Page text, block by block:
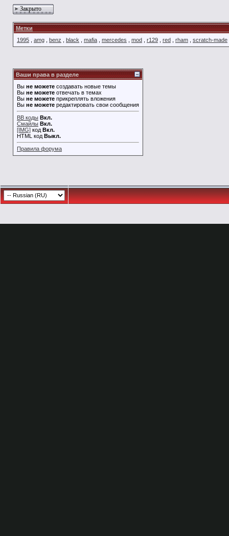
Закрыто
Метки
1995
amg benz black mafia mercedes mod r129 red rham scratch-made
Ваши права в разделе
Вы не можете создавать новые темы
Вы не можете отвечать в темах
Вы не можете прикреплять вложения
Вы не можете редактировать свои сообщения
BB коды Вкл.
Смайлы Вкл.
[IMG] код Вкл.
HTML код Выкл.
Правила форума